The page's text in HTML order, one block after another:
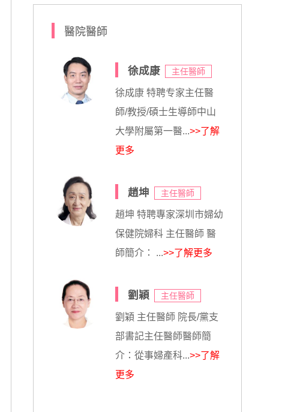
醫院醫師
徐成康 主任醫師
徐成康 特聘专家主任醫
師/教授/碩士生導師中山
大學附屬第一醫...>>了解
更多
趙坤 主任醫師
趙坤 特聘專家深圳市婦幼
保健院婦科 主任醫師 醫
師簡介： ...>>了解更多
劉穎 主任醫師
劉穎 主任醫師 院長/黨支
部書記主任醫師醫師簡
介：從事婦產科...>>了解
更多